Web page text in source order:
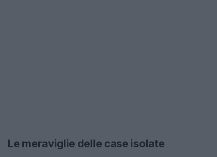
Le meraviglie delle case isolate